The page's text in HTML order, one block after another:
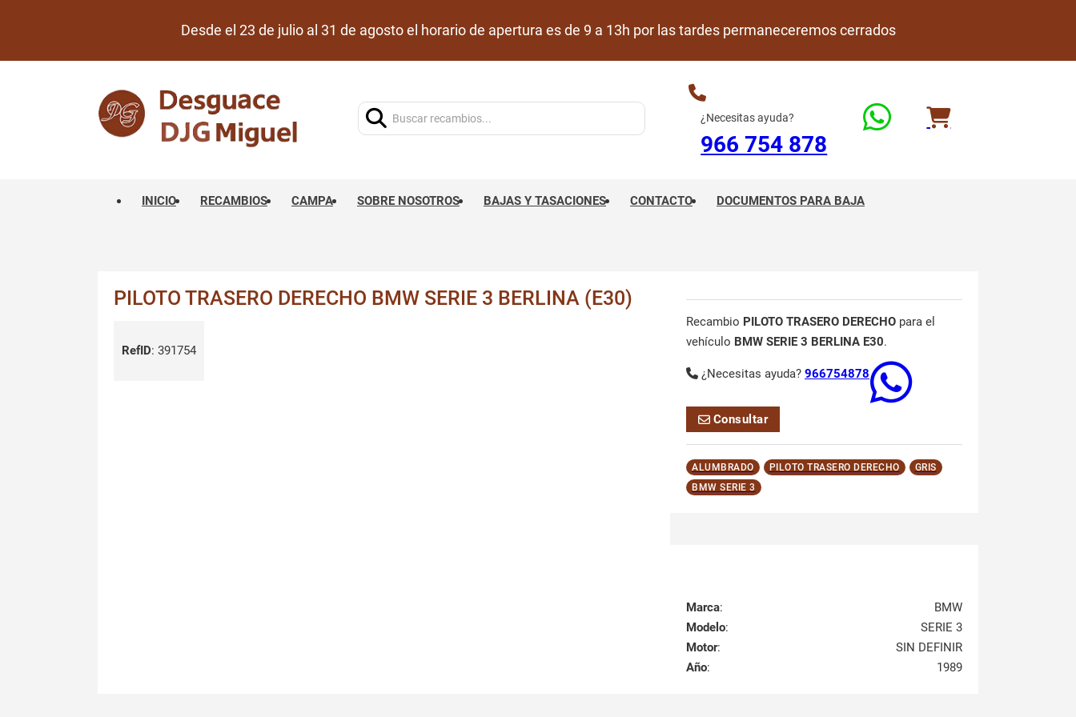
Desde el 23 de julio al 31 de agosto el horario de apertura es de 9 a 13h por las tardes permaneceremos cerrados
¿Necesitas ayuda?
966 754 878
INICIO RECAMBIOS CAMPA SOBRE NOSOTROS BAJAS Y TASACIONES CONTACTO DOCUMENTOS PARA BAJA
PILOTO TRASERO DERECHO BMW SERIE 3 BERLINA (E30)
RefID: 391754
Recambio PILOTO TRASERO DERECHO para el
vehículo BMW SERIE 3 BERLINA E30.
¿Necesitas ayuda? 966754878
Consultar
ALUMBRADO PILOTO TRASERO DERECHO
GRIS
BMW SERIE 3
Marca:
BMW
Modelo:
SERIE 3
Motor:
SIN DEFINIR
Año: 1989